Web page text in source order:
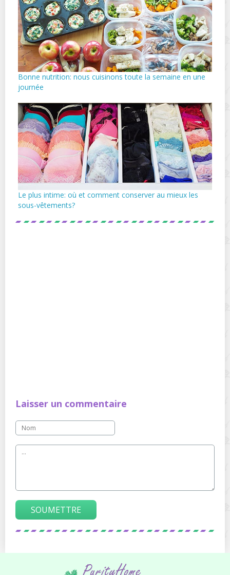
Bonne nutrition: nous cuisinons toute la semaine en une
journée
Le plus intime: où et comment conserver au mieux les
sous-vêtements?
Laisser un commentaire
SOUMETTRE